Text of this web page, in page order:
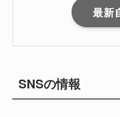
最新
SNSの情報